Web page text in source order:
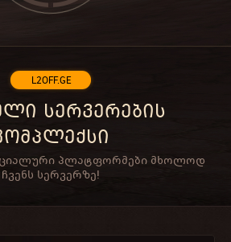
L2OFF.GE
სერვერების
პლატფორმები მხოლოდ
ჩვენს სერვერზე!